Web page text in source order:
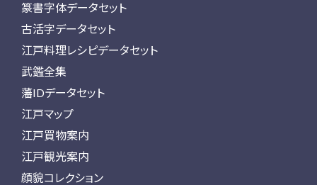
篆書字体データセット
古活字データセット
江戸料理レシピデータセット
武鑑全集
藩IDデータセット
江戸マップ
江戸買物案内
江戸観光案内
顔貌コレクション